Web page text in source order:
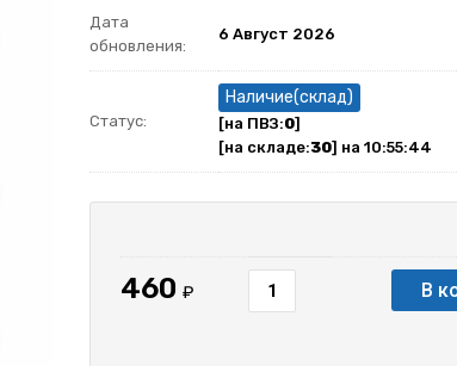
Дата
обновления:
6 Август 2026
Статус:
Наличие(склад)
[на ПВЗ:0]
[на складе:30] на 10:55:44
460 ₽ В